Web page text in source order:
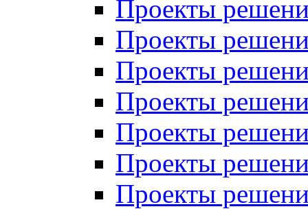
Проекты
Проекты
Проекты
Проекты
Проекты
Проекты
Проекты